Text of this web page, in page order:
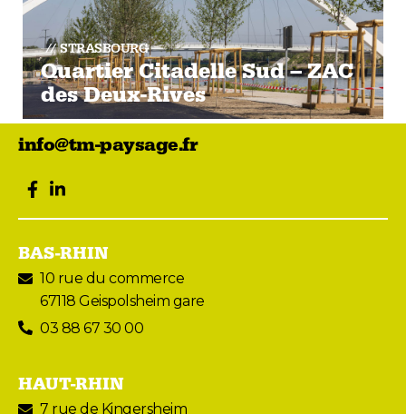
STRASBOURG
Quartier Citadelle Sud – ZAC
des Deux-Rives
info@tm-paysage.fr
facebook
LinkedIn
BAS-RHIN
10 rue du commerce
67118 Geispolsheim gare
03 88 67 30 00
HAUT-RHIN
7 rue de Kingersheim